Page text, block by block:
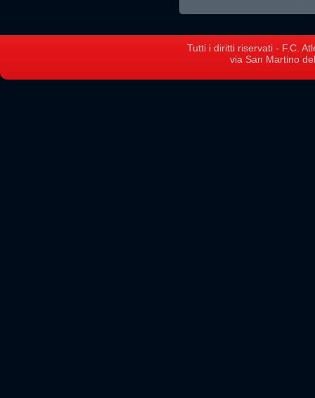
Tutti i diritti riservati - F.C.
via San Martino